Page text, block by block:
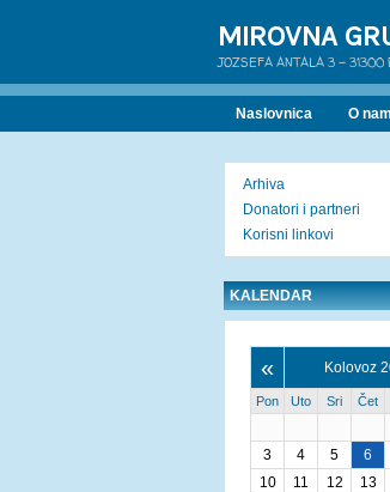
MIROVNA
JOZSEFA ANTALA 3 -
Naslovnica O
Arhiva
Donatori i partneri
Korisni linkovi
KALENDAR
« Kolovoz
Pon Uto Sri Čet
3
4 5 6
10
11 12 13